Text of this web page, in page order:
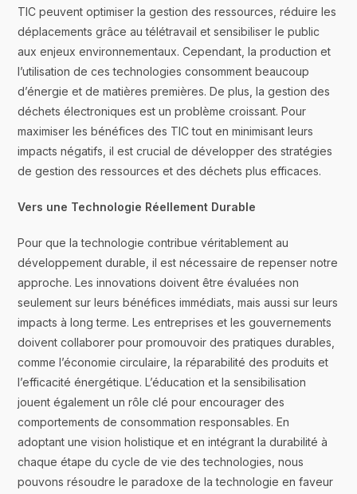
TIC peuvent optimiser la gestion des ressources, réduire les
déplacements grâce au télétravail et sensibiliser le public
aux enjeux environnementaux. Cependant, la production et
l’utilisation de ces technologies consomment beaucoup
d’énergie et de matières premières. De plus, la gestion des
déchets électroniques est un problème croissant. Pour
maximiser les bénéfices des TIC tout en minimisant leurs
impacts négatifs, il est crucial de développer des stratégies
de gestion des ressources et des déchets plus efficaces.
Vers une Technologie Réellement Durable
Pour que la technologie contribue véritablement au
développement durable, il est nécessaire de repenser notre
approche. Les innovations doivent être évaluées non
seulement sur leurs bénéfices immédiats, mais aussi sur leurs
impacts à long terme. Les entreprises et les gouvernements
doivent collaborer pour promouvoir des pratiques durables,
comme l’économie circulaire, la réparabilité des produits et
l’efficacité énergétique. L’éducation et la sensibilisation
jouent également un rôle clé pour encourager des
comportements de consommation responsables. En
adoptant une vision holistique et en intégrant la durabilité à
chaque étape du cycle de vie des technologies, nous
pouvons résoudre le paradoxe de la technologie en faveur